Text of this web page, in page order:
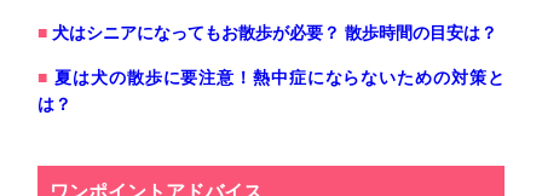
犬はシニアになってもお散歩が必要？ 散歩時間の目安は？
夏は犬の散歩に要注意！熱中症にならないための対策と
は？
ワンポイントアドバイス